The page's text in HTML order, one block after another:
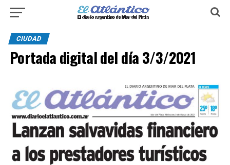
CIUDAD
Portada digital del día 3/3/2021